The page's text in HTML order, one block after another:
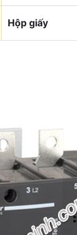
Hộp giấy